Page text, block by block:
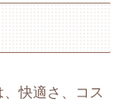
快適さ、コス